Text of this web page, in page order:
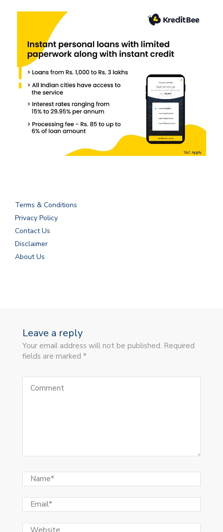
Terms & Conditions
Privacy Policy
Contact Us
Disclaimer
About Us
Leave a reply
Your email address will not be published. Required
fields are marked *